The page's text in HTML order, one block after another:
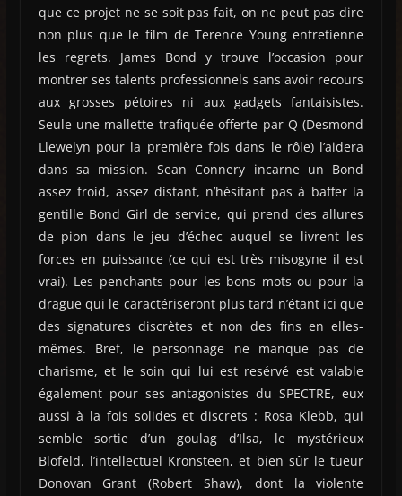
que ce projet ne se soit pas fait, on ne peut pas dire
non plus que le film de Terence Young entretienne
les regrets. James Bond y trouve l’occasion pour
montrer ses talents professionnels sans avoir recours
aux grosses pétoires ni aux gadgets fantaisistes.
Seule une mallette trafiquée offerte par Q (Desmond
Llewelyn pour la première fois dans le rôle) l’aidera
dans sa mission. Sean Connery incarne un Bond
assez froid, assez distant, n’hésitant pas à baffer la
gentille Bond Girl de service, qui prend des allures
de pion dans le jeu d’échec auquel se livrent les
forces en puissance (ce qui est très misogyne il est
vrai). Les penchants pour les bons mots ou pour la
drague qui le caractériseront plus tard n’étant ici que
des signatures discrètes et non des fins en elles-
mêmes. Bref, le personnage ne manque pas de
charisme, et le soin qui lui est resérvé est valable
également pour ses antagonistes du SPECTRE, eux
aussi à la fois solides et discrets : Rosa Klebb, qui
semble sortie d’un goulag d’Ilsa, le mystérieux
Blofeld, l’intellectuel Kronsteen, et bien sûr le tueur
Donovan Grant (Robert Shaw), dont la violente